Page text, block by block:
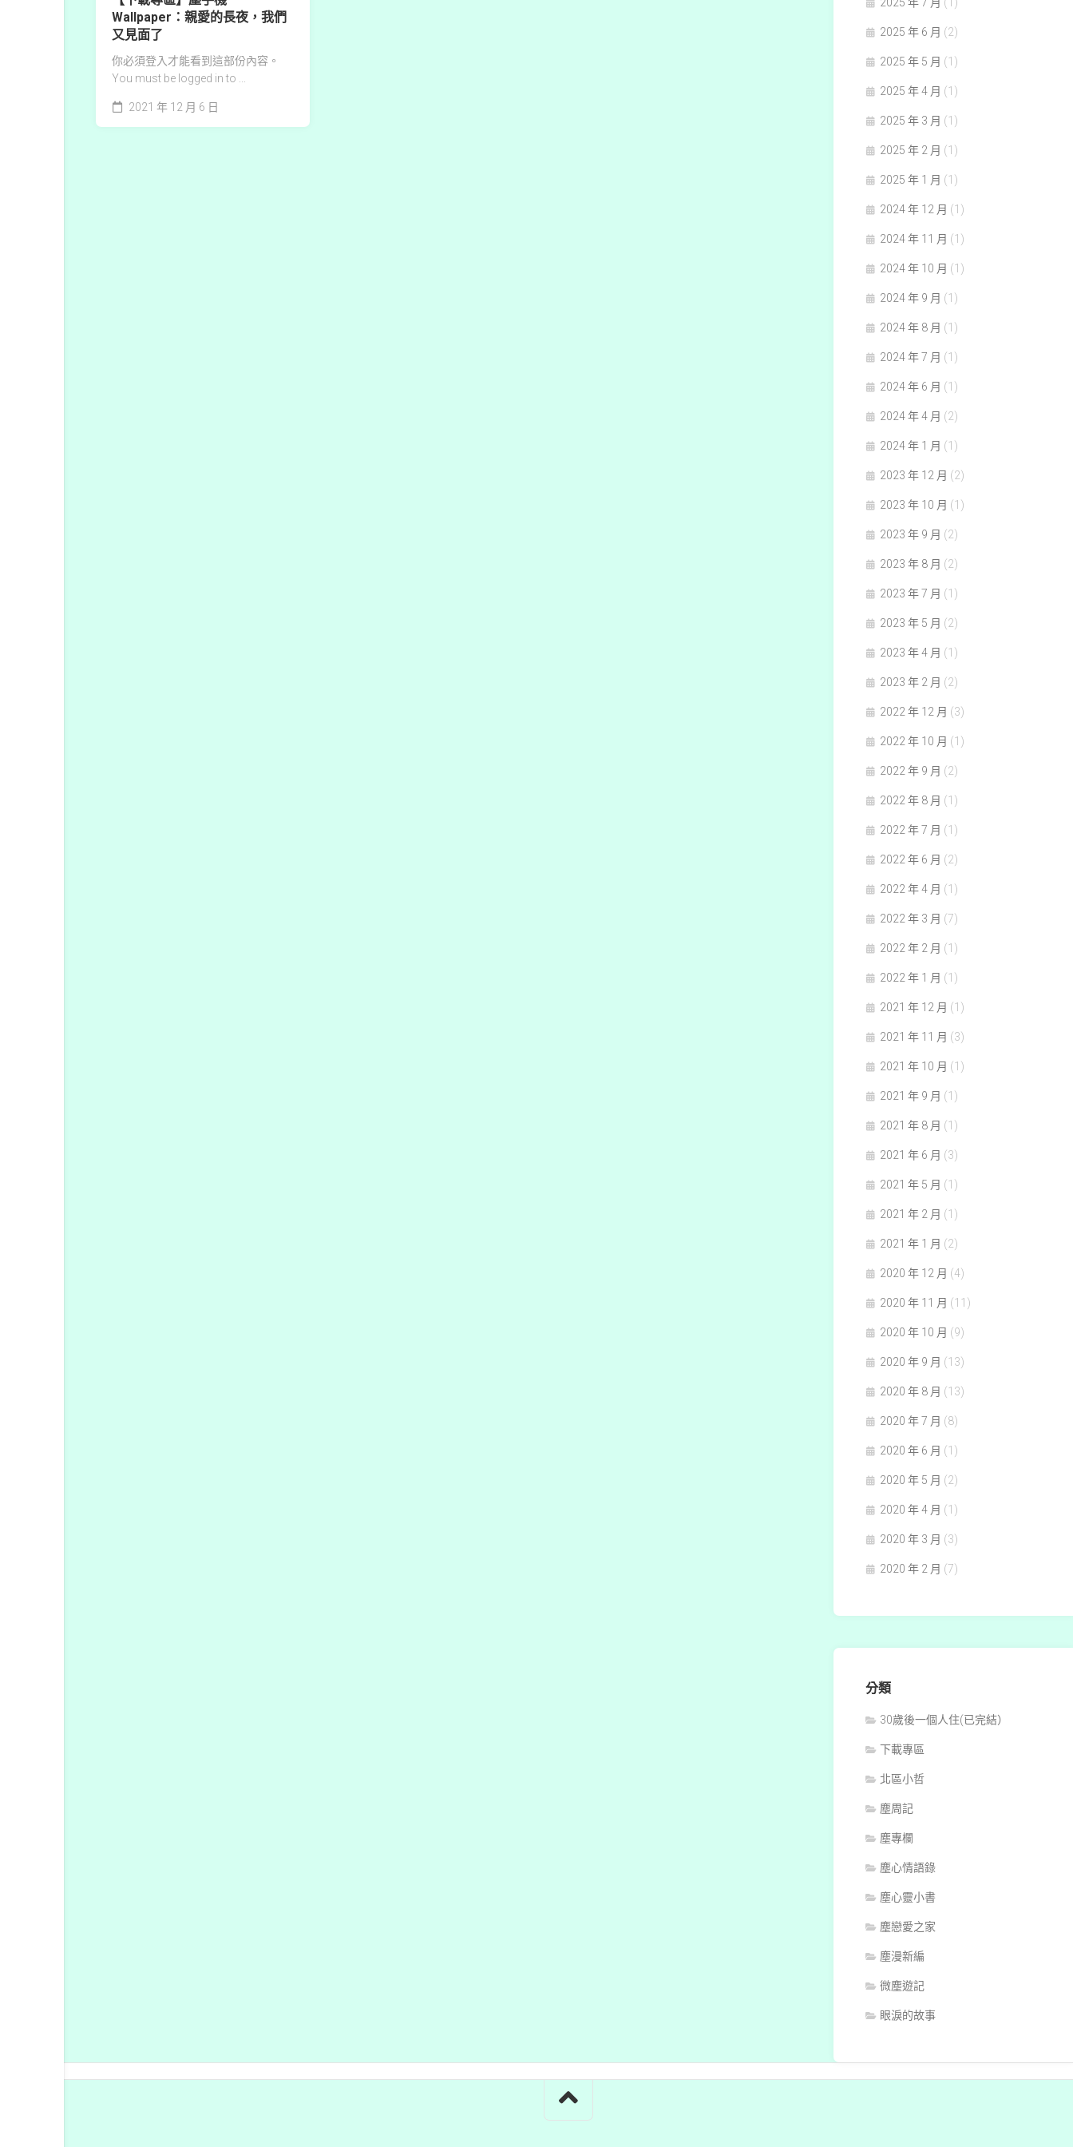
Wallpaper：親愛的長夜，我們
又見面了
你必須登入才能看到這部份內容。
You must be logged in to ...
2021 年 12 月 6 日
2025 年 6 月 (2)
2025 年 5 月 (1)
2025 年 4 月 (1)
2025 年 3 月 (1)
2025 年 2 月 (1)
2025 年 1 月 (1)
2024 年 12 月 (1)
2024 年 11 月 (1)
2024 年 10 月 (1)
2024 年 9 月 (1)
2024 年 8 月 (1)
2024 年 7 月 (1)
2024 年 6 月 (1)
2024 年 4 月 (2)
2024 年 1 月 (1)
2023 年 12 月 (2)
2023 年 10 月 (1)
2023 年 9 月 (2)
2023 年 8 月 (2)
2023 年 7 月 (1)
2023 年 5 月 (2)
2023 年 4 月 (1)
2023 年 2 月 (2)
2022 年 12 月 (3)
2022 年 10 月 (1)
2022 年 9 月 (2)
2022 年 8 月 (1)
2022 年 7 月 (1)
2022 年 6 月 (2)
2022 年 4 月 (1)
2022 年 3 月 (7)
2022 年 2 月 (1)
2022 年 1 月 (1)
2021 年 12 月 (1)
2021 年 11 月 (3)
2021 年 10 月 (1)
2021 年 9 月 (1)
2021 年 8 月 (1)
2021 年 6 月 (3)
2021 年 5 月 (1)
2021 年 2 月 (1)
2021 年 1 月 (2)
2020 年 12 月 (4)
2020 年 11 月 (11)
2020 年 10 月 (9)
2020 年 9 月 (13)
2020 年 8 月 (13)
2020 年 7 月 (8)
2020 年 6 月 (1)
2020 年 5 月 (2)
2020 年 4 月 (1)
2020 年 3 月 (3)
2020 年 2 月 (7)
分類
30歲後一個人住(已完結）
下載專區
北區小哲
塵周記
塵專欄
塵心情語錄
塵心靈小書
塵戀愛之家
塵漫新編
微塵遊記
眼淚的故事